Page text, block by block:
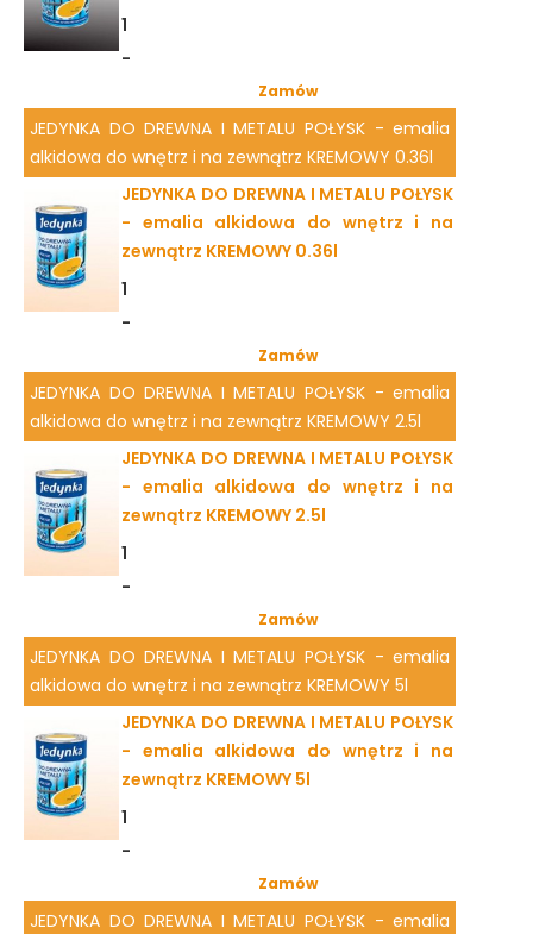
1
-
Zamów
JEDYNKA DO DREWNA I METALU POŁYSK - emalia
alkidowa do wnętrz i na zewnątrz KREMOWY 0.36l
JEDYNKA DO DREWNA I METALU POŁYSK
- emalia alkidowa do wnętrz i na
zewnątrz KREMOWY 0.36l
1
-
Zamów
JEDYNKA DO DREWNA I METALU POŁYSK - emalia
alkidowa do wnętrz i na zewnątrz KREMOWY 2.5l
JEDYNKA DO DREWNA I METALU POŁYSK
- emalia alkidowa do wnętrz i na
zewnątrz KREMOWY 2.5l
1
-
Zamów
JEDYNKA DO DREWNA I METALU POŁYSK - emalia
alkidowa do wnętrz i na zewnątrz KREMOWY 5l
JEDYNKA DO DREWNA I METALU POŁYSK
- emalia alkidowa do wnętrz i na
zewnątrz KREMOWY 5l
1
-
Zamów
JEDYNKA DO DREWNA I METALU POŁYSK - emalia